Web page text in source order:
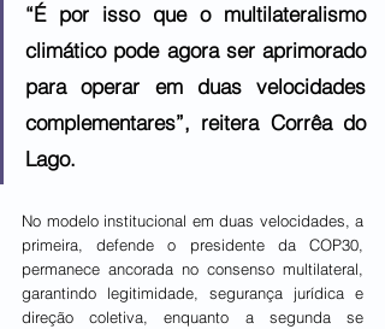
“É por isso que o multilateralismo
climático pode agora ser aprimorado
para operar em duas velocidades
complementares”, reitera Corrêa do
Lago.
No modelo institucional em duas velocidades, a
primeira, defende o presidente da COP30,
permanece ancorada no consenso multilateral,
garantindo legitimidade, segurança jurídica e
direção coletiva, enquanto a segunda se